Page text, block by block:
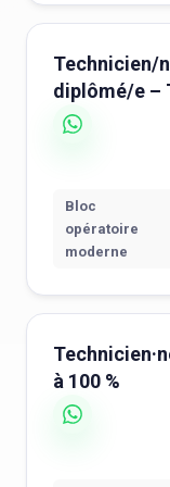
Technicien/
diplômé/e –
Bloc
opératoire
moderne
à 100 %